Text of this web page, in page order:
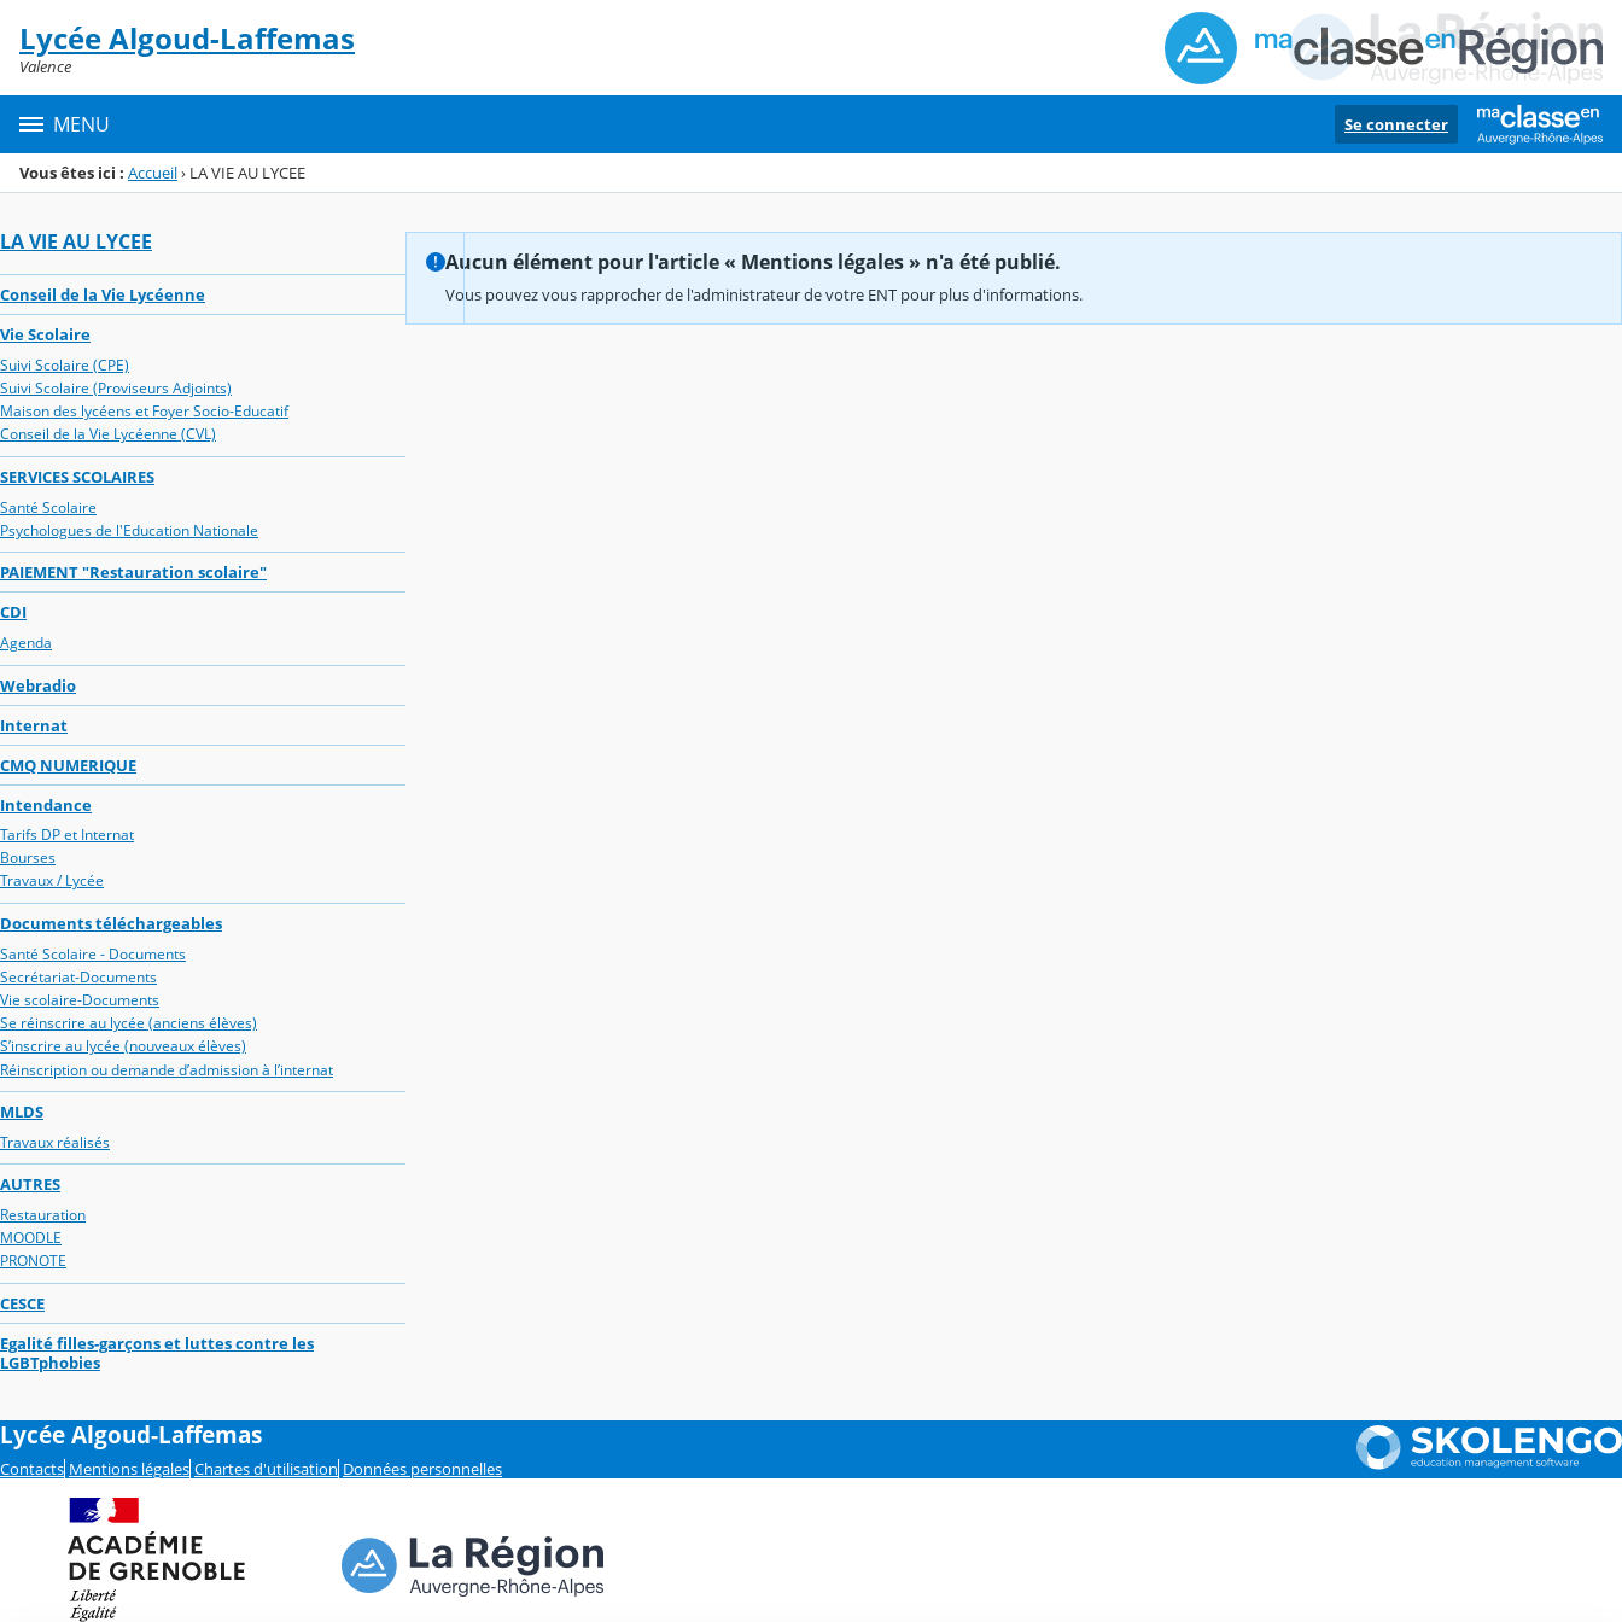
Menu de la rubrique
Contenu
Lycée Algoud-Laffemas
Valence
MENU Se connecter
Vous êtes ici : Accueil› LA VIE AU LYCEE
LA VIE AU LYCEE
Conseil de la Vie Lycéenne
Vie Scolaire
Suivi Scolaire (CPE)
Suivi Scolaire (Proviseurs Adjoints)
Maison des lycéens et Foyer Socio-Educatif
Conseil de la Vie Lycéenne (CVL)
SERVICES SCOLAIRES
Santé Scolaire
Psychologues de l'Education Nationale
PAIEMENT "Restauration scolaire"
CDI
Agenda
Webradio
Internat
CMQ NUMERIQUE
Intendance
Tarifs DP et Internat
Bourses
Travaux / Lycée
Documents téléchargeables
Santé Scolaire - Documents
Secrétariat-Documents
Vie scolaire-Documents
Se réinscrire au lycée (anciens élèves)
S’inscrire au lycée (nouveaux élèves)
Réinscription ou demande d’admission à l’internat
MLDS
Travaux réalisés
AUTRES
Restauration
MOODLE
PRONOTE
CESCE
Egalité filles-garçons et luttes contre les
LGBTphobies
Aucun élément pour l'article « Mentions légales » n'a été publié.
Vous pouvez vous rapprocher de l'administrateur de votre ENT pour plus d'informations.
Lycée Algoud-Laffemas
Contacts Mentions légales Chartes d'utilisation Données personnelles